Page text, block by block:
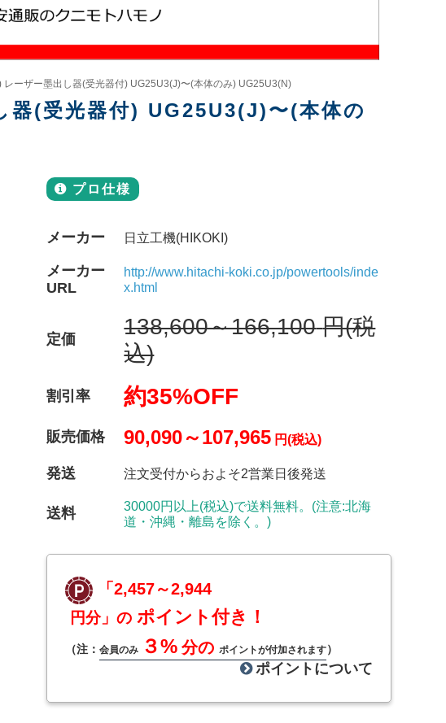
レーザー墨出し器(受光器付) UG25U3(J)〜(本体のみ) UG25U3(N)
器(受光器付) UG25U3(J)〜(本体の
プロ仕様
メーカー 日立工機(HIKOKI)
メーカー
URL
http://www.hitachi-koki.co.jp/powertools/inde
x.html
定価 138,600～166,100 円(税
込)
割引率 約35%OFF
販売価格 90,090～107,965 円(税込)
発送 注文受付からおよそ2営業日後発送
送料
30000円以上(税込)で送料無料。(注意:北海
道・沖縄・離島を除く。)
「2,457～2,944
円分」のポイント付き！
（注： 会員のみ ３% 分のポイントが付加されます）
ポイントについて